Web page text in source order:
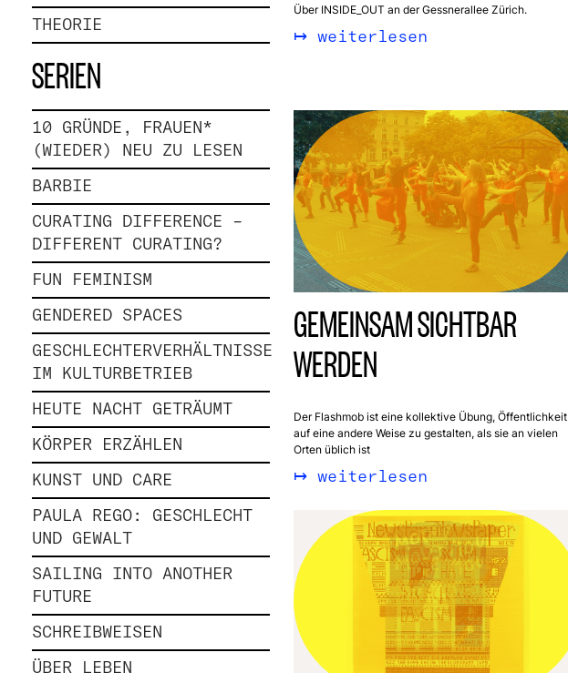
THEORIE
SERIEN
10 GRÜNDE, FRAUEN*
(WIEDER) NEU ZU LESEN
BARBIE
CURATING DIFFERENCE –
DIFFERENT CURATING?
FUN FEMINISM
GENDERED SPACES
GESCHLECHTER⁣⁣⁣⁣⁣VERHÄLTNISSE
IM KULTURBETRIEB
HEUTE NACHT GETRÄUMT
KÖRPER ERZÄHLEN
KUNST UND CARE
PAULA REGO: GESCHLECHT
UND GEWALT
SAILING INTO ANOTHER
FUTURE
SCHREIBWEISEN
ÜBER LEBEN
Über INSIDE_OUT an der Gessnerallee Zürich.
weiterlesen
GEMEINSAM SICHTBAR
WERDEN
Der Flashmob ist eine kollektive Übung, Öffentlichkeit
auf eine andere Weise zu gestalten, als sie an vielen
Orten üblich ist
weiterlesen